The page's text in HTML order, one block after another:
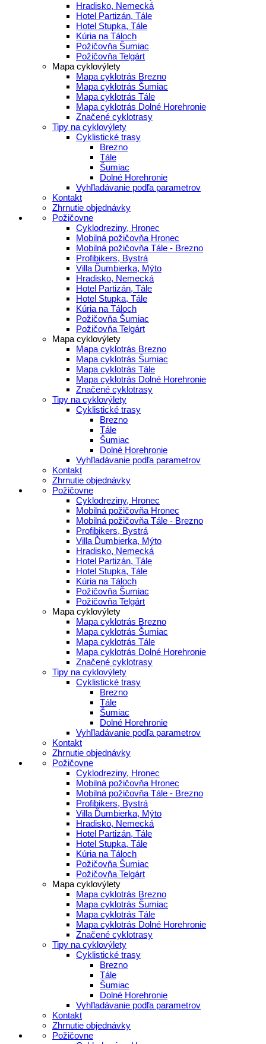
Hradisko, Nemecká
Hotel Partizán, Tále
Hotel Stupka, Tále
Kúria na Táloch
Požičovňa Šumiac
Požičovňa Telgárt
Mapa cyklovýlety
Mapa cyklotrás Brezno
Mapa cyklotrás Šumiac
Mapa cyklotrás Tále
Mapa cyklotrás Dolné Horehronie
Značené cyklotrasy
Tipy na cyklovýlety
Cyklistické trasy
Brezno
Tále
Šumiac
Dolné Horehronie
Vyhľladávanie podľa parametrov
Kontakt
Zhrnutie objednávky
Požičovne
Cyklodreziny, Hronec
Mobilná požičovňa Hronec
Mobilná požičovňa Tále - Brezno
Profibikers, Bystrá
Villa Ďumbierka, Mýto
Hradisko, Nemecká
Hotel Partizán, Tále
Hotel Stupka, Tále
Kúria na Táloch
Požičovňa Šumiac
Požičovňa Telgárt
Mapa cyklovýlety
Mapa cyklotrás Brezno
Mapa cyklotrás Šumiac
Mapa cyklotrás Tále
Mapa cyklotrás Dolné Horehronie
Značené cyklotrasy
Tipy na cyklovýlety
Cyklistické trasy
Brezno
Tále
Šumiac
Dolné Horehronie
Vyhľladávanie podľa parametrov
Kontakt
Zhrnutie objednávky
Požičovne
Cyklodreziny, Hronec
Mobilná požičovňa Hronec
Mobilná požičovňa Tále - Brezno
Profibikers, Bystrá
Villa Ďumbierka, Mýto
Hradisko, Nemecká
Hotel Partizán, Tále
Hotel Stupka, Tále
Kúria na Táloch
Požičovňa Šumiac
Požičovňa Telgárt
Mapa cyklovýlety
Mapa cyklotrás Brezno
Mapa cyklotrás Šumiac
Mapa cyklotrás Tále
Mapa cyklotrás Dolné Horehronie
Značené cyklotrasy
Tipy na cyklovýlety
Cyklistické trasy
Brezno
Tále
Šumiac
Dolné Horehronie
Vyhľladávanie podľa parametrov
Kontakt
Zhrnutie objednávky
Požičovne
Cyklodreziny, Hronec
Mobilná požičovňa Hronec
Mobilná požičovňa Tále - Brezno
Profibikers, Bystrá
Villa Ďumbierka, Mýto
Hradisko, Nemecká
Hotel Partizán, Tále
Hotel Stupka, Tále
Kúria na Táloch
Požičovňa Šumiac
Požičovňa Telgárt
Mapa cyklovýlety
Mapa cyklotrás Brezno
Mapa cyklotrás Šumiac
Mapa cyklotrás Tále
Mapa cyklotrás Dolné Horehronie
Značené cyklotrasy
Tipy na cyklovýlety
Cyklistické trasy
Brezno
Tále
Šumiac
Dolné Horehronie
Vyhľladávanie podľa parametrov
Kontakt
Zhrnutie objednávky
Požičovne